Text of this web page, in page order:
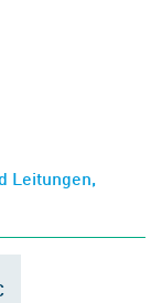
Leitungen,